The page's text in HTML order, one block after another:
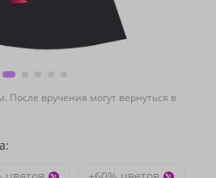
После вручения могут вернуться в